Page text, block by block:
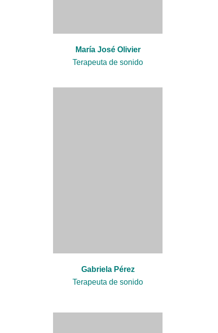
María José Olivier
Terapeuta de sonido
Gabriela Pérez
Terapeuta de sonido